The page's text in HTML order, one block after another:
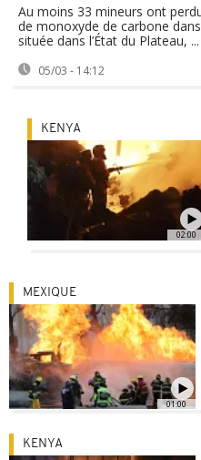
Au moins 33 mineurs ont
de monoxyde de carbone
située dans l’État du Plateau, ...
05/03 - 14:12
02:00
KENYA
01:00
MEXIQUE
KENYA